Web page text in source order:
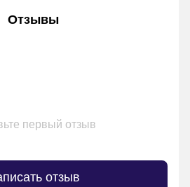
Отзывы
первый отзыв
отзыв